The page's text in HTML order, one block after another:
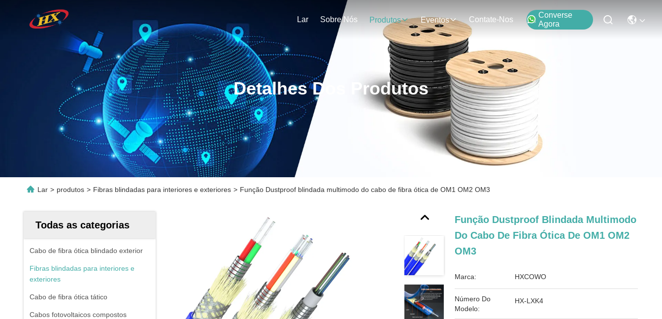
Lar Sobre Nós Produtos Eventos Contate-Nos
Converse
Agora
Detalhes Dos Produtos
Lar > produtos > Fibras blindadas para interiores e exteriores > Função Dustproof blindada multimodo do cabo de fibra ótica de OM1 OM2 OM3
Todas as categorias
Cabo de fibra ótica blindado exterior
Fibras blindadas para interiores e
exteriores
Cabo de fibra ótica tático
Cabos fotovoltaicos compostos
Função Dustproof Blindada Multimodo
Do Cabo De Fibra Ótica De OM1 OM2
OM3
Marca: HXCOWO
Número Do
Modelo:
HX-LXK4